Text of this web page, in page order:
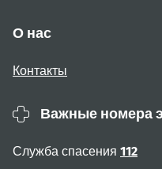
О нас
Контакты
Важные номера
Служба спасения 112